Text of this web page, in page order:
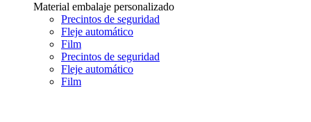
Material embalaje personalizado
Precintos de seguridad
Fleje automático
Film
Precintos de seguridad
Fleje automático
Film